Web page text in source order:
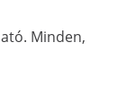
Minden,